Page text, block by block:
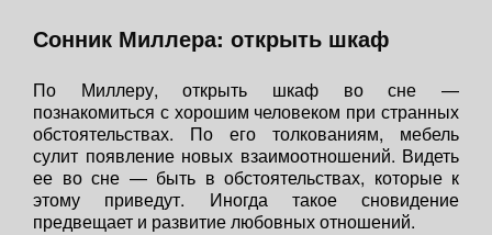
Сонник Миллера: открыть шкаф
По Миллеру, открыть шкаф во сне —
познакомиться с хорошим человеком при странных
обстоятельствах. По его толкованиям, мебель
сулит появление новых взаимоотношений. Видеть
ее во сне — быть в обстоятельствах, которые к
этому приведут. Иногда такое сновидение
предвещает и развитие любовных отношений.